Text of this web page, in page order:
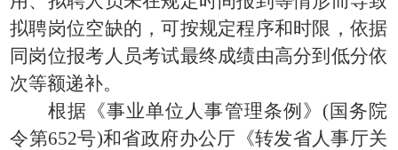
拟聘岗位空缺的，可按规定程序和时限，依据
同岗位报考人员考试最终成绩由高分到低分依
次等额递补。
根据《事业单位人事管理条例》(国务院
令第652号)和省政府办公厅《转发省人事厅关